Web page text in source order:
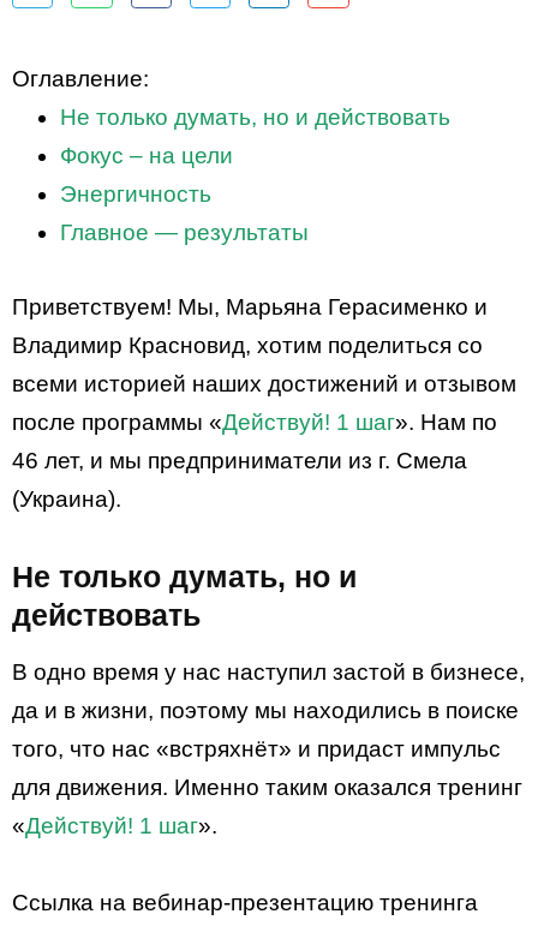
Оглавление:
Не только думать, но и действовать
Фокус – на цели
Энергичность
Главное — результаты
Приветствуем! Мы, Марьяна Герасименко и
Владимир Красновид, хотим поделиться со
всеми историей наших достижений и отзывом
после программы «Действуй! 1 шаг». Нам по
46 лет, и мы предприниматели из г. Смела
(Украина).
Не только думать, но и
действовать
В одно время у нас наступил застой в бизнесе,
да и в жизни, поэтому мы находились в поиске
того, что нас «встряхнёт» и придаст импульс
для движения. Именно таким оказался тренинг
«Действуй! 1 шаг».
Ссылка на вебинар-презентацию тренинга